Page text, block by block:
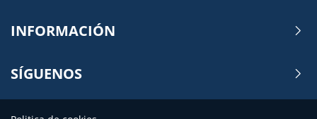
INFORMACIÓN
SÍGUENOS